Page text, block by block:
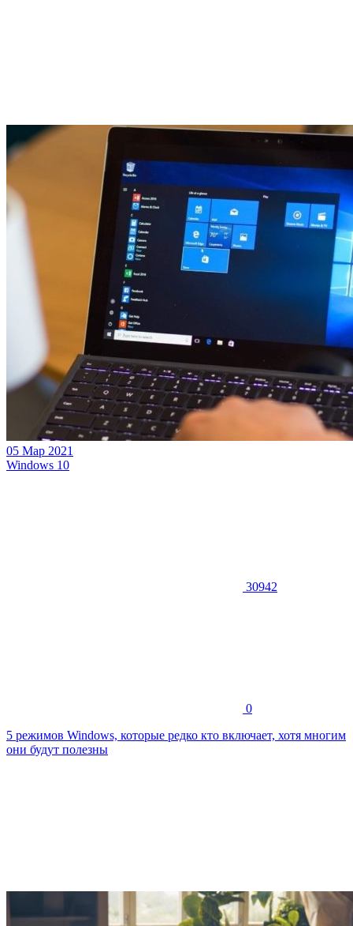
05 Мар 2021
Windows 10
30942
0
5 режимов Windows, которые редко кто включает, хотя многим
они будут полезны